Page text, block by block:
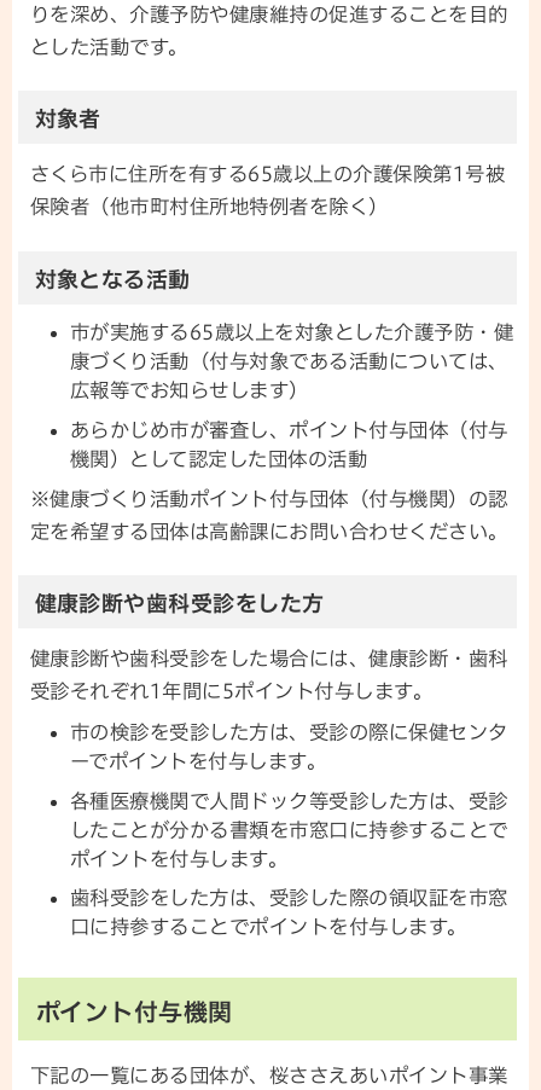
りを深め、介護予防や健康維持の促進することを目的
とした活動です。
対象者
さくら市に住所を有する65歳以上の介護保険第1号被
保険者（他市町村住所地特例者を除く）
対象となる活動
市が実施する65歳以上を対象とした介護予防・健
康づくり活動（付与対象である活動については、
広報等でお知らせします）
あらかじめ市が審査し、ポイント付与団体（付与
機関）として認定した団体の活動
※健康づくり活動ポイント付与団体（付与機関）の認
定を希望する団体は高齢課にお問い合わせください。
健康診断や歯科受診をした方
健康診断や歯科受診をした場合には、健康診断・歯科
受診それぞれ1年間に5ポイント付与します。
市の検診を受診した方は、受診の際に保健センタ
ーでポイントを付与します。
各種医療機関で人間ドック等受診した方は、受診
したことが分かる書類を市窓口に持参することで
ポイントを付与します。
歯科受診をした方は、受診した際の領収証を市窓
口に持参することでポイントを付与します。
ポイント付与機関
下記の一覧にある団体が、桜ささえあいポイント事業